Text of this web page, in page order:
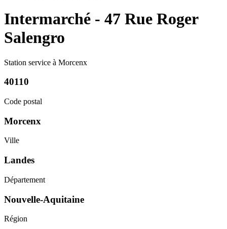
Intermarché - 47 Rue Roger
Salengro
Station service à Morcenx
40110
Code postal
Morcenx
Ville
Landes
Département
Nouvelle-Aquitaine
Région